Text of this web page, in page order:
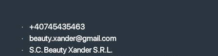
·
+40745435463
·
beauty.xander@gmail.com
·
S.C. Beauty Xander S.R.L.